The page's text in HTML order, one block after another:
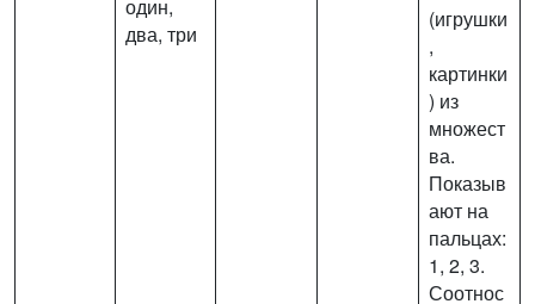
один,
два, три
(игрушки
,
картинки
) из
множест
ва.
Показыв
ают на
пальцах:
1, 2, 3.
Соотнос